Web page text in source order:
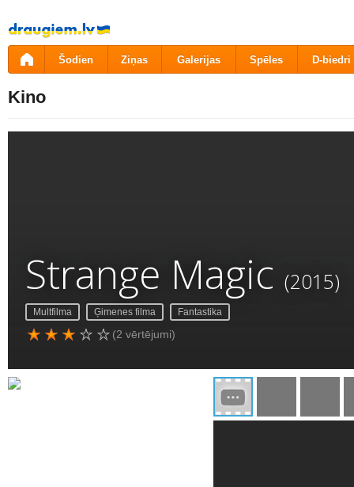
Pāriet
uz
saturu
Šodien Ziņas Galerijas Spēles D-biedri
Kino
Strange Magic (2015)
Multfilma Ģimenes filma Fantastika
(2 vērtējumi)